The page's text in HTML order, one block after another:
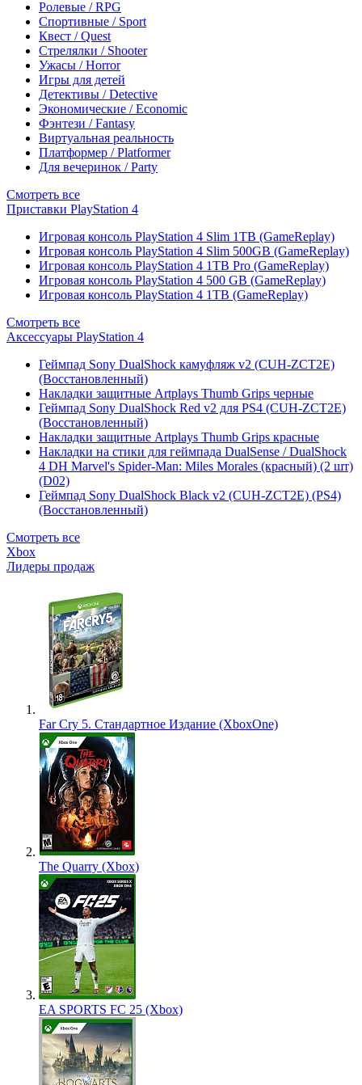
Ролевые / RPG
Спортивные / Sport
Квест / Quest
Стрелялки / Shooter
Ужасы / Horror
Игры для детей
Детективы / Detective
Экономические / Economic
Фэнтези / Fantasy
Виртуальная реальность
Платформер / Platformer
Для вечеринок / Party
Смотреть все
Приставки PlayStation 4
Игровая консоль PlayStation 4 Slim 1TB (GameReplay)
Игровая консоль PlayStation 4 Slim 500GB (GameReplay)
Игровая консоль PlayStation 4 1TB Pro (GameReplay)
Игровая консоль PlayStation 4 500 GB (GameReplay)
Игровая консоль PlayStation 4 1TB (GameReplay)
Смотреть все
Аксессуары PlayStation 4
Геймпад Sony DualShock камуфляж v2 (CUH-ZCT2E)
(Восстановленный)
Накладки защитные Artplays Thumb Grips черные
Геймпад Sony DualShock Red v2 для PS4 (CUH-ZCT2E)
(Восстановленный)
Накладки защитные Artplays Thumb Grips красные
Накладки на стики для геймпада DualSense / DualShock
4 DH Marvel's Spider-Man: Miles Morales (красный) (2 шт)
(D02)
Геймпад Sony DualShock Black v2 (CUH-ZCT2E) (PS4)
(Восстановленный)
Смотреть все
Xbox
Лидеры продаж
Far Cry 5. Стандартное Издание (XboxOne)
The Quarry (Xbox)
EA SPORTS FC 25 (Xbox)